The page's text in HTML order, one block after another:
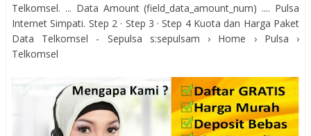
Telkomsel. ... Data Amount (field_data_amount_num) .... Pulsa
Internet Simpati. ‎Step 2 · ‎Step 3 · ‎Step 4 Kuota dan Harga Paket
Data Telkomsel - Sepulsa s:sepulsam › Home › Pulsa ›
Telkomsel